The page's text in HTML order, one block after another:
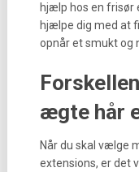
hjælp hos en frisør
hjælpe dig med at
opnår et smukt og
ægte hår
Når du skal vælge
extensions, er det